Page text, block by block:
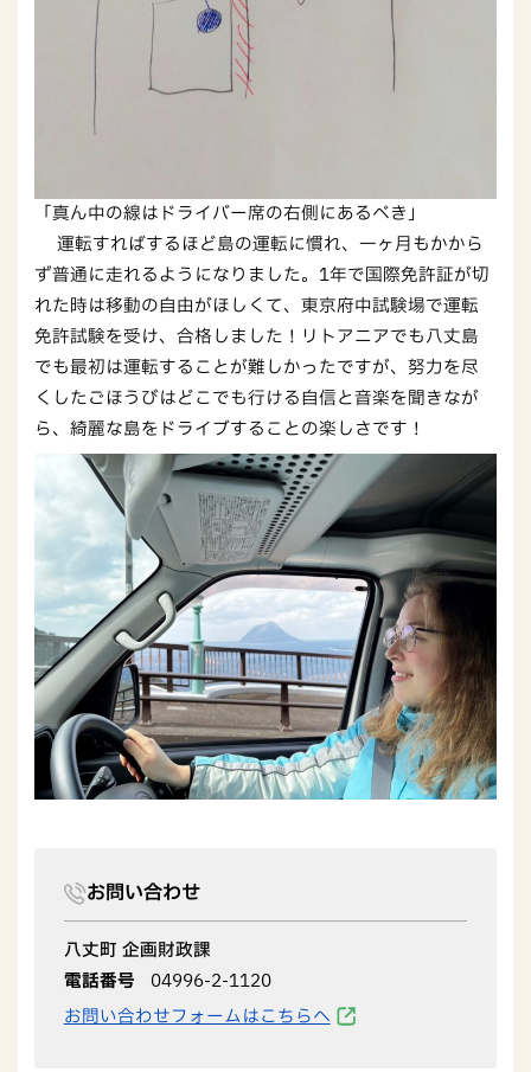
「真ん中の線はドライバー席の右側にあるべき」
運転すればするほど島の運転に慣れ、一ヶ月もかから
ず普通に走れるようになりました。1年で国際免許証が切
れた時は移動の自由がほしくて、東京府中試験場で運転
免許試験を受け、合格しました！リトアニアでも八丈島
でも最初は運転することが難しかったですが、努力を尽
くしたごほうびはどこでも行ける自信と音楽を聞きなが
ら、綺麗な島をドライブすることの楽しさです！
お問い合わせ
八丈町 企画財政課
電話番号
04996-2-1120
お問い合わせフォームはこちらへ